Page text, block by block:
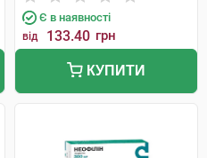
Є в наявності
від 133.40 грн
КУПИТИ